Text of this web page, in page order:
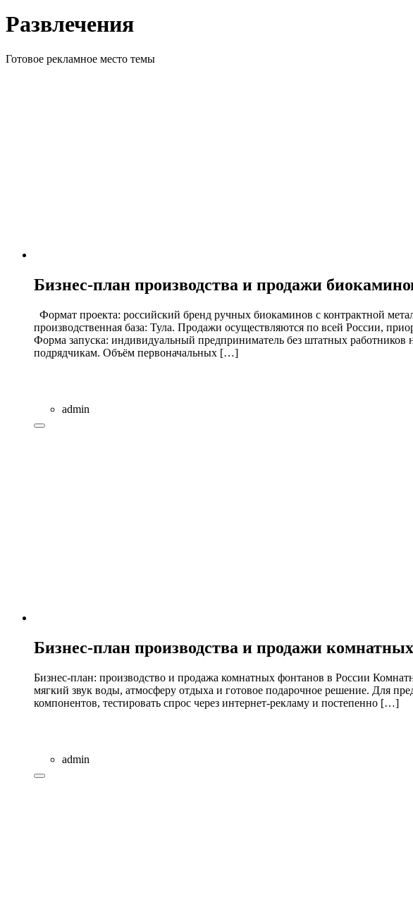
Развлечения
Готовое рекламное место темы
Бизнес-план производства и продажи
Формат проекта: российский бренд ручных биокаминов с контрактной
производственная база: Тула. Продажи осуществляются по всей России,
Форма запуска: индивидуальный предприниматель без штатных
подрядчикам. Объём первоначальных […]
admin
Бизнес-план производства и продажи
Бизнес-план: производство и продажа комнатных фонтанов в России
мягкий звук воды, атмосферу отдыха и готовое подарочное решение. Для
компонентов, тестировать спрос через интернет-рекламу и постепенно […]
admin